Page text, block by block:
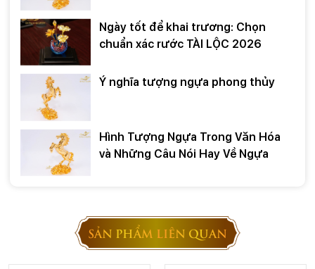
Ngày tốt để khai trương: Chọn
chuẩn xác rước TÀI LỘC 2026
Ý nghĩa tượng ngựa phong thủy
Hình Tượng Ngựa Trong Văn Hóa
và Những Câu Nói Hay Về Ngựa
SẢN PHẨM LIÊN QUAN